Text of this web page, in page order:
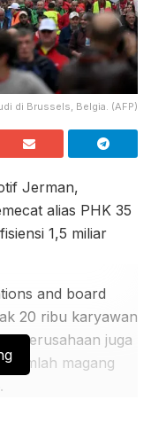
di Brussels, Belgia. (AFP)
Jerman,
alias PHK 35
1,5 miliar
and board
20 ribu karyawan
Perusahaan juga
jumlah magang